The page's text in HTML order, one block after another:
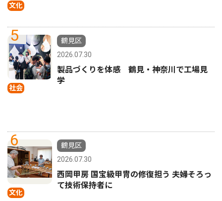
文化
5
社会
鶴見区
2026.07.30
製品づくりを体感 鶴見・神奈川で工場見
学
6
文化
鶴見区
2026.07.30
西岡甲房 国宝級甲冑の修復担う 夫婦そろっ
て技術保持者に